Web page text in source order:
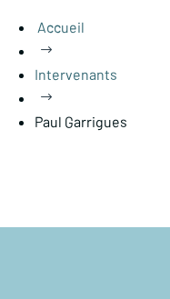
Accueil
$
Intervenants
$
Paul Garrigues